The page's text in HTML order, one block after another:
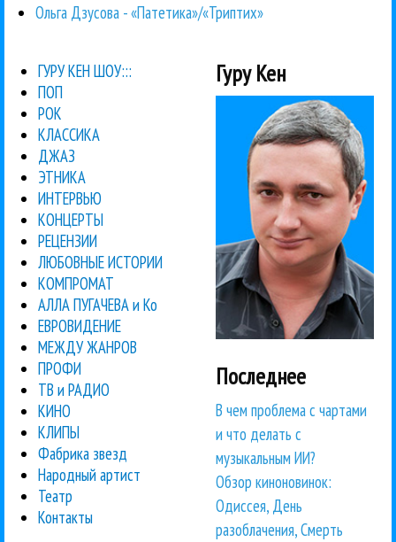
Ольга Дзусова - «Патетика»/«Триптих»
ГУРУ КЕН ШОУ:::
ПОП
РОК
КЛАССИКА
ДЖАЗ
ЭТНИКА
ИНТЕРВЬЮ
КОНЦЕРТЫ
РЕЦЕНЗИИ
ЛЮБОВНЫЕ ИСТОРИИ
КОМПРОМАТ
АЛЛА ПУГАЧЕВА и Ко
ЕВРОВИДЕНИЕ
МЕЖДУ ЖАНРОВ
ПРОФИ
ТВ и РАДИО
КИНО
КЛИПЫ
Фабрика звезд
Народный артист
Театр
Контакты
Гуру Кен
Последнее
В чем проблема с чартами
и что делать с
музыкальным ИИ?
Обзор киноновинок:
Одиссея, День
разоблачения, Смерть